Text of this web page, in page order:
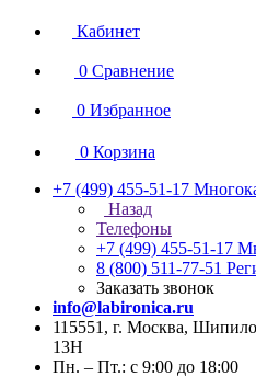
Кабинет
0 Сравнение
0 Избранное
0 Корзина
+7 (499) 455-51-17
Назад
Телефоны
+7 (499) 455-51-17
8 (800) 511-77-51
Заказать звонок
info@labironica.ru
115551, г. Москва,
13Н
Пн. – Пт.: с 9:00 до 18:00